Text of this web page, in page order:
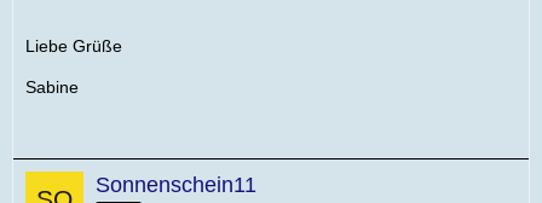
Liebe Grüße
Sabine
Sonnenschein11